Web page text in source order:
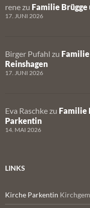
rene zu Familie
17. JUNI 2026
Birger Pufahl zu Familie
Reinshagen
17. JUNI 2026
Eva Raschke zu Familie
Parkentin
14. MAI 2026
LINKS
Kirche Parkentin